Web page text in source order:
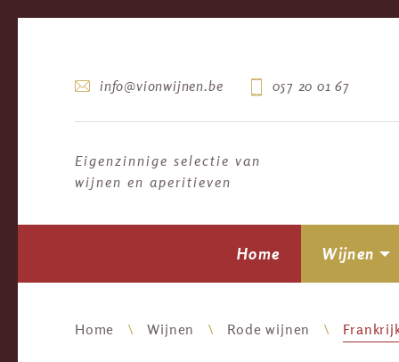
info@vionwijnen.be 057 20 01 67
Eigenzinnige selectie van
wijnen en aperitieven
Home Wijnen
Home Wijnen Rode wijnen